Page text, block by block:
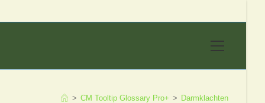
> CM Tooltip Glossary Pro+ > Darmklachten